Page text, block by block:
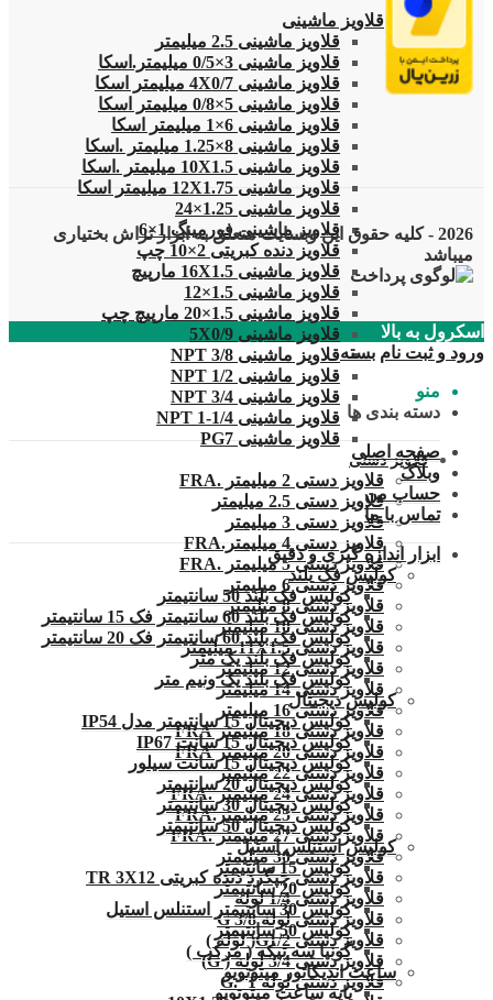
قلاویز ماشینی
قلاویز ماشینی 2.5 میلیمتر
قلاویز ماشینی 3×0/5 میلیمتر.اسکا
قلاویز ماشینی 4X0/7 میلیمتر اسکا
قلاویز ماشینی 5×0/8 میلیمتر اسکا
قلاویز ماشینی 6×1 میلیمتر اسکا
قلاویز ماشینی 8×1.25 میلیمتر .اسکا
قلاویز ماشینی 10X1.5 میلیمتر .اسکا
قلاویز ماشینی 12X1.75 میلیمتر اسکا
قلاویز ماشینی 1.25×24
قلاویز ماشینی فورمینگ 1×6
قلاویز دنده کبریتی 2×10 چپ
قلاویز ماشینی 16X1.5 مارپیچ
قلاویز ماشینی 1.5×12
قلاویز ماشینی 1.5×20 مارپیچ چپ
قلاویز ماشینی 5X0/9
قلاویز ماشینی 3/8 NPT
قلاویز ماشینی 1/2 NPT
قلاویز ماشینی 3/4 NPT
قلاویز ماشینی 1/4-1 NPT
قلاویز ماشینی PG7
قلاویز دستی
قلاویز دستی 2 میلیمتر .FRA
قلاویز دستی 2.5 میلیمتر
قلاویز دستی 3 میلیمتر
قلاویز دستی 4 میلیمتر.FRA
قلاویز دستی 5 میلیمتر .FRA
قلاویز دستی 6 میلیمتر
قلاویز دستی 8 میلیمتر
قلاویز دستی 10 میلیمتر
قلاویز دستی 11X1.5 میلیمتر
قلاویز دستی 12 میلیمتر
قلاویز دستی 14 میلیمتر
قلاویز دستی 16 میلیمتر
قلاویز دستی 18 میلیمتر FRA
قلاویز دستی 20 میلیمتر FRA
قلاویز دستی 22 میلیمتر
قلاویز دستی 24 میلیمتر .FRA
قلاویز دستی 25 میلیمتر.FRA
قلاویز دستی 27 میلیمتر .FRA
قلاویز دستی 30 میلیمتر
قلاویز دستی چپگرد دنده کبریتی TR 3X12
قلاویز دستی 1/4 لوله
قلاویز دستی لوله G 3/8
قلاویز دستی G1/2( لوله )
قلاویز دستی 3/4 لوله ( G)
قلاویز دستی لوله 1″.G
2026 - کلیه حقوق این وبسایت متعلق به ابزار تراش بختیاری
میباشد
اسکرول به بالا
ورود و ثبت نام بسته
منو
دسته بندی ها
صفحه اصلی
وبلاگ
حساب من
تماس با ما
ابزار اندازه گیری و دقیق
کولیس فک بلند
کولیس فک بلند 50 سانتیمتر
کولیس فک بلند 60 سانتیمتر فک 15 سانتیمتر
کولیس فک بلند 60 سانتیمتر فک 20 سانتیمتر
کولیس فک بلند یک متر
کولیس فک بلند یک ونیم متر
کولیس دیجیتال
کولیس دیجیتال 15 سانتیمتر مدل IP54
کولیس دیجیتال 15 سانت IP67
کولیس دیجیتال 15 سانت سیلور
کولیس دیجیتال 20 سانتیمتر
کولیس دیجیتال 30 سانتیمتر
کولیس دیجیتال 50 سانتیمتر
کولیس استنلس استیل
کولیس 15 سانتیمتر
کولیس 20 سانتیمتر
کولیس 30 سانتیمتر استنلس استیل
کولیس 50 سانتیمتر
گونیا سه تیکه ( مرکب )
ساعت اندیکاتور میتوتویو
پایه ساعت میتوتویو